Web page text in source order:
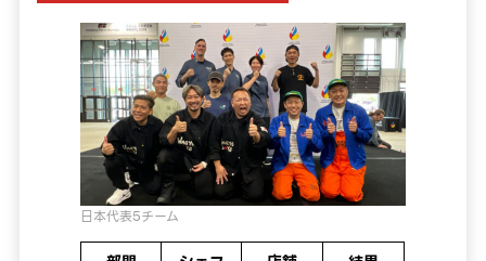
日本代表5チーム